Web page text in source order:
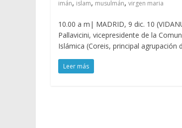
imán, islam, musulmán, virgen maria
10.00 a m| MADRID, 9 dic. 10
Pallavicini, vicepresidente de la
Islámica (Coreis, principal agrupación
Leer más